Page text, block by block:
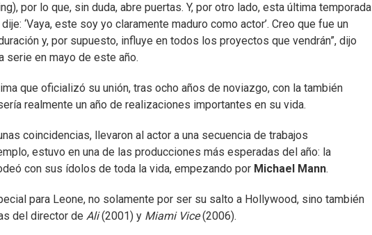
por lo que, sin duda, abre puertas. Y, por otro lado, esta última temporada
‘Vaya, este soy yo claramente maduro como actor’. Creo que fue un
y, por supuesto, influye en todos los proyectos que vendrán”, dijo
serie en mayo de este año.
que oficializó su unión, tras ocho años de noviazgo, con la también
realmente un año de realizaciones importantes en su vida.
coincidencias, llevaron al actor a una secuencia de trabajos
estuvo en una de las producciones más esperadas del año: la
con sus ídolos de toda la vida, empezando por Michael Mann.
para Leone, no solamente por ser su salto a Hollywood, sino también
del director de Ali(2001) y Miami Vice(2006).